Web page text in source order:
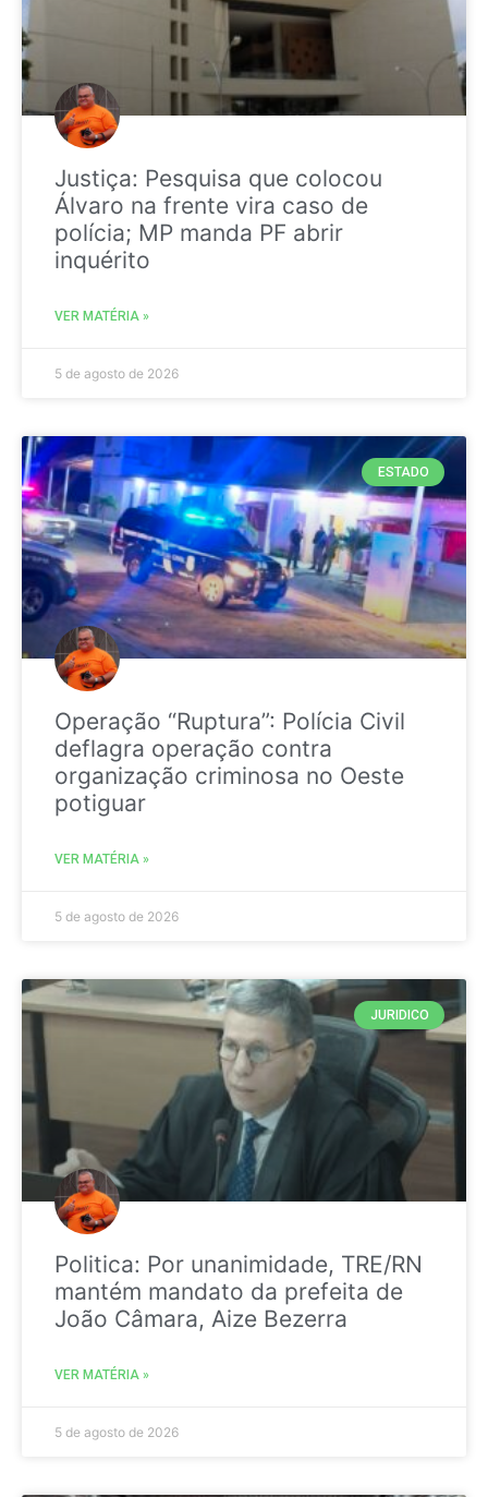
Justiça: Pesquisa que colocou
Álvaro na frente vira caso de
polícia; MP manda PF abrir
inquérito
VER MATÉRIA »
5 de agosto de 2026
ESTADO
Operação “Ruptura”: Polícia Civil
deflagra operação contra
organização criminosa no Oeste
potiguar
VER MATÉRIA »
5 de agosto de 2026
JURIDICO
Politica: Por unanimidade, TRE/RN
mantém mandato da prefeita de
João Câmara, Aize Bezerra
VER MATÉRIA »
5 de agosto de 2026